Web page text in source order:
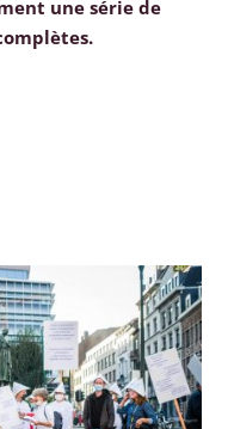
une série de